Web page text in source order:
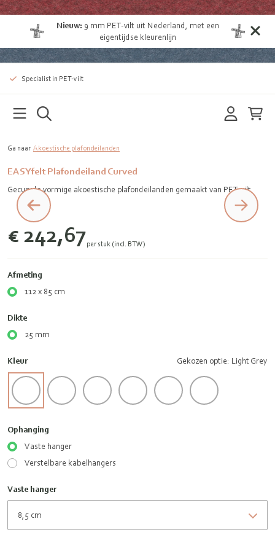
Nieuw: 9 mm PET-vilt uit Nederland , met een
eigentijdse kleurenlijn
Specialist in PET-vilt
Ga naar Akoestische plafondeilanden
EASYfelt Plafondeiland Curved
Gecurvde vormige akoestische plafondeilanden gemaakt van PET-vilt
€ 242,67per stuk (incl. BTW)
Afmeting
112 x 85 cm
Dikte
25 mm
Kleur Gekozen optie: Light Grey
Ophanging
Vaste hanger
Verstelbare kabelhangers
Vaste hanger